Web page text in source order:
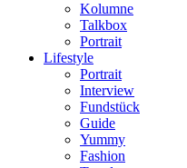
Kolumne
Talkbox
Portrait
Lifestyle
Portrait
Interview
Fundstück
Guide
Yummy
Fashion